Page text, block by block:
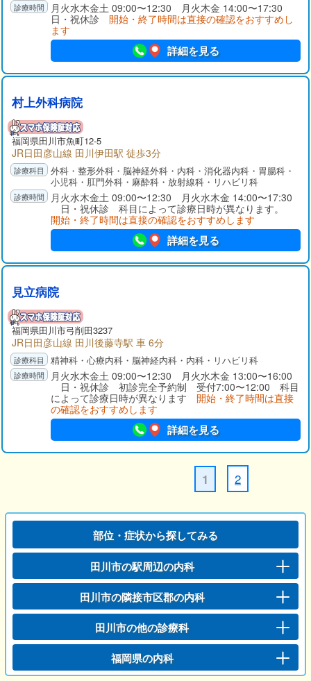
月火水木金土 09:00〜12:30 月火木金 14:00〜17:30
日・祝休診 開始・終了時間は直接の確認をおすすめし
ます
詳細を見る
村上外科病院
福岡県田川市魚町12-5
JR日田彦山線 田川伊田駅 徒歩3分
外科・整形外科・脳神経外科・内科・消化器内科・胃腸科・
小児科・肛門外科・麻酔科・放射線科・リハビリ科
月火水木金土 09:00〜12:30 月火水木金 14:00〜17:30
日・祝休診 科目によって診療日時が異なります。
開始・終了時間は直接の確認をおすすめします
詳細を見る
見立病院
福岡県田川市弓削田3237
JR日田彦山線 田川後藤寺駅 車 6分
精神科・心療内科・脳神経内科・内科・リハビリ科
月火水木金土 09:00〜12:30 月火水木金 13:00〜16:00
日・祝休診 初診完全予約制 受付7:00〜12:00 科目
によって診療日時が異なります 開始・終了時間は直接
の確認をおすすめします
詳細を見る
1 2
部位・症状から探してみる
田川市の駅周辺の内科
田川市の隣接市区郡の内科
田川市の他の診療科
福岡県の内科